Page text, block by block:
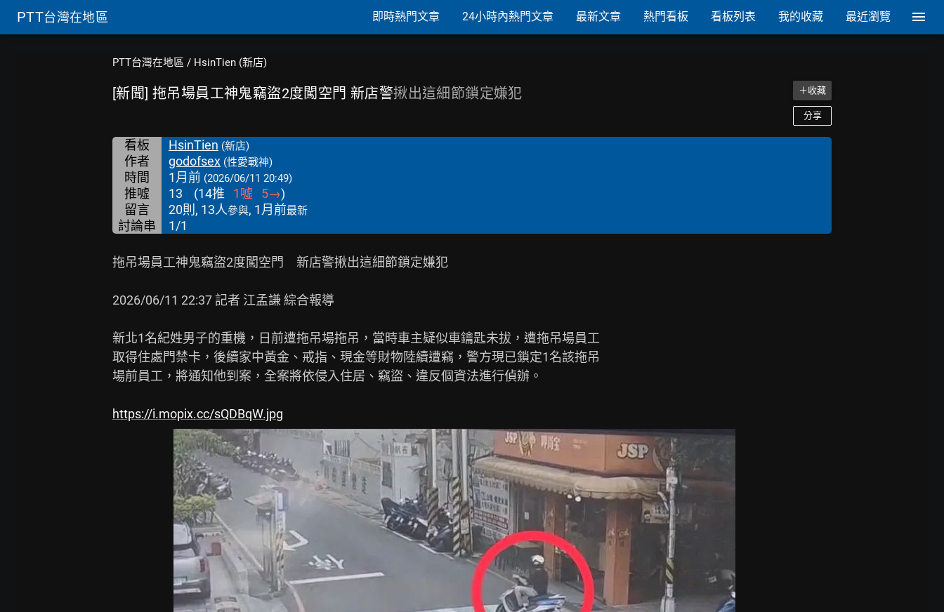
PTT台灣在地區 即時熱門文章 24小時內熱門文章 最新文章 熱門看板 看板列表 我的收藏 最近瀏覽
PTT台灣在地區 / HsinTien (新店)
[新聞] 拖吊場員工神鬼竊盜2度闖空門 新店警揪出這細節鎖定嫌犯 ＋收藏
分享
看板 HsinTien (新店)
作者 godofsex (性愛戰神)
時間 1月前 (2026/06/11 20:49)
推噓 13 (14推 1噓 5→)
留言
20則, 13人參與, 1月前最新
討論串 1/1
拖吊場員工神鬼竊盜2度闖空門　新店警揪出這細節鎖定嫌犯
2026/06/11 22:37 記者 江孟謙 綜合報導
新北1名紀姓男子的重機，日前遭拖吊場拖吊，當時車主疑似車鑰匙未拔，遭拖吊場員工
取得住處門禁卡，後續家中黃金、戒指、現金等財物陸續遭竊，警方現已鎖定1名該拖吊
場前員工，將通知他到案，全案將依侵入住居、竊盜、違反個資法進行偵辦。
https://i.mopix.cc/sQDBqW.jpg